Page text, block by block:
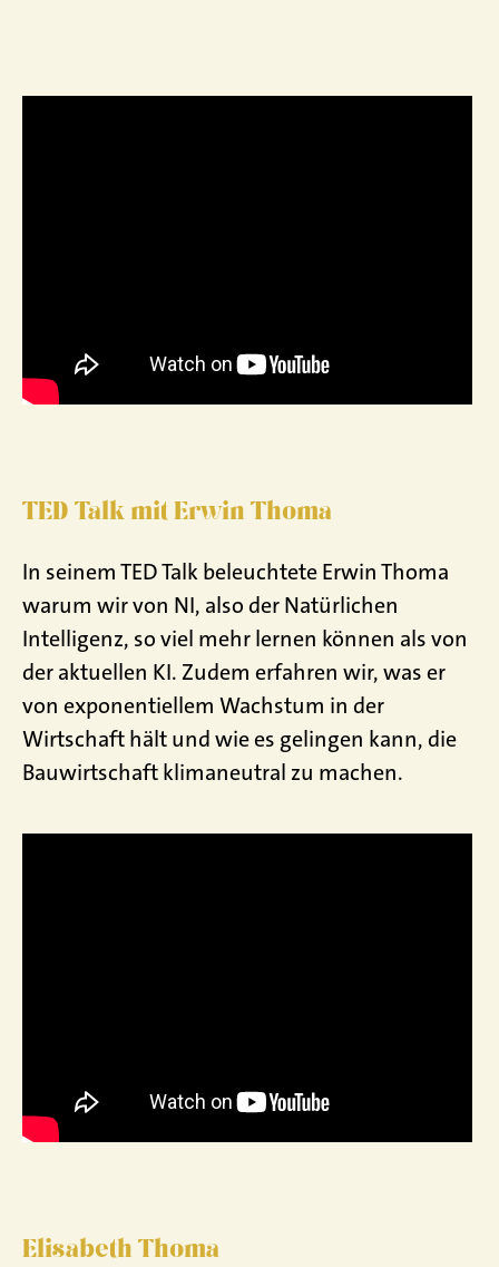
TED Talk mit Erwin Thoma
In seinem TED Talk beleuchtete Erwin Thoma
warum wir von NI, also der Natürlichen
Intelligenz, so viel mehr lernen können als von
der aktuellen KI. Zudem erfahren wir, was er
von exponentiellem Wachstum in der
Wirtschaft hält und wie es gelingen kann, die
Bauwirtschaft klimaneutral zu machen.
Elisabeth Thoma